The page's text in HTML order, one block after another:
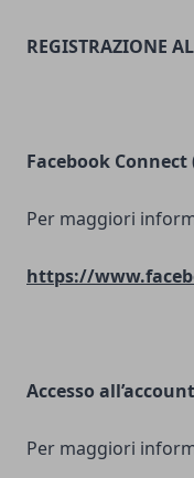
REGISTRAZIONE
Facebook
Per maggiori
https://
Accesso
Per maggiori